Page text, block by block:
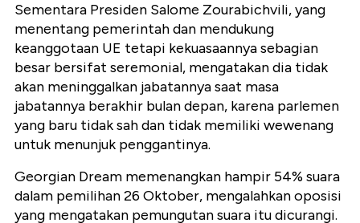
Sementara Presiden Salome Zourabichvili, yang
menentang pemerintah dan mendukung
keanggotaan UE tetapi kekuasaannya sebagian
besar bersifat seremonial, mengatakan dia tidak
akan meninggalkan jabatannya saat masa
jabatannya berakhir bulan depan, karena parlemen
yang baru tidak sah dan tidak memiliki wewenang
untuk menunjuk penggantinya.
Georgian Dream memenangkan hampir 54% suara
dalam pemilihan 26 Oktober, mengalahkan oposisi
yang mengatakan pemungutan suara itu dicurangi.